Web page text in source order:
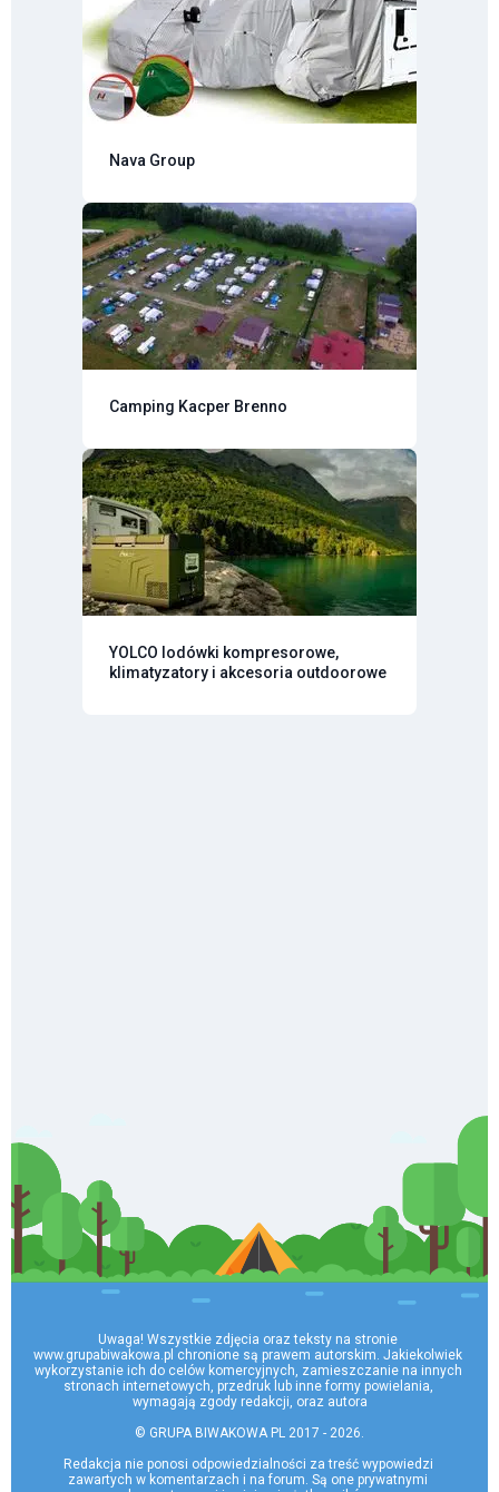
Nava Group
Camping Kacper Brenno
YOLCO lodówki kompresorowe,
klimatyzatory i akcesoria outdoorowe
Uwaga! Wszystkie zdjęcia oraz teksty na stronie
www.grupabiwakowa.pl chronione są prawem autorskim. Jakiekolwiek
wykorzystanie ich do celów komercyjnych, zamieszczanie na innych
stronach internetowych, przedruk lub inne formy powielania,
wymagają zgody redakcji, oraz autora
© GRUPA BIWAKOWA PL 2017 - 2026.
Redakcja nie ponosi odpowiedzialności za treść wypowiedzi
zawartych w komentarzach i na forum. Są one prywatnymi